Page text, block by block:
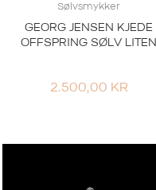
Sølvsmykker
GEORG JENSEN KJEDE
OFFSPRING SØLV LITEN
2.500,00 KR